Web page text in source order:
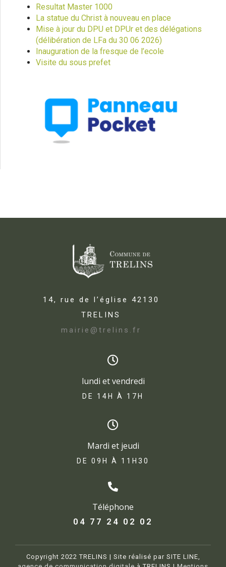
Resultat Master 1000
La statue du Christ à nouveau en place
Mise à jour du DPU et DPUr et des délégations
(délibération de LFa du 30 06 2026)
Inauguration de la fresque de l’ecole
Visite du sous prefet
14, rue de l’église 42130
TRELINS
mairie@trelins.fr
lundi et vendredi
DE 14H À 17H​
Mardi et jeudi
DE 09H À 11H30
Téléphone
04 77 24 02 02
Copyright 2022 TRELINS | Site réalisé par SITE LINE,